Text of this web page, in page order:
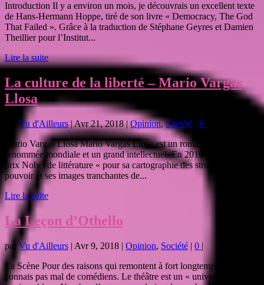
Introduction Il y a environ un mois, je découvrais un excellent texte
de Hans-Hermann Hoppe, tiré de son livre « Democracy, The God
That Failed ». Grâce à la traduction de Stéphane Geyres et Damien
Theillier pour l’Institut...
Lire la suite
La culture de la liberté – Mario Vargas
Llosa
Vu d'Ailleurs|Avr 21, 2018 | Opinion,Société 0
Mario Vargas Llosa Mario Vargas Llosa est un romancier de
renommée mondiale et un grand intellectuel. En 2010 il a reçu le
prix Nobel de littérature « pour sa cartographie des structures du
pouvoir et ses images tranchantes de...
Lire la suite
La Leçon d’Othello
parVu d'Ailleurs | Avr 9, 2018 | Opinion, Société | 0 |
La Scène Pour des raisons qui remontent à fort longtemps, je
connais pas mal de comédiens. Le théâtre est un « univers